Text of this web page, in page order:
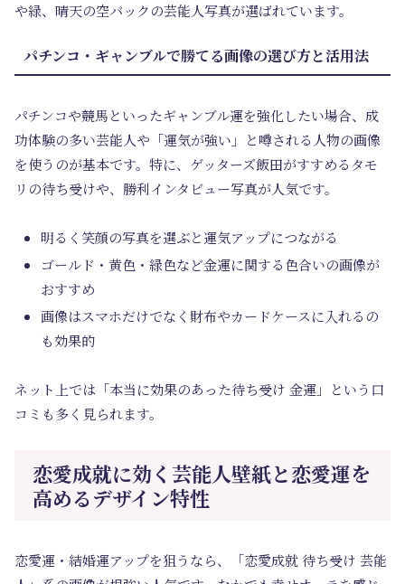
や緑、晴天の空バックの芸能人写真が選ばれています。
パチンコ・ギャンブルで勝てる画像の選び方と活用法
パチンコや競馬といったギャンブル運を強化したい場合、成
功体験の多い芸能人や「運気が強い」と噂される人物の画像
を使うのが基本です。特に、ゲッターズ飯田がすすめるタモ
リの待ち受けや、勝利インタビュー写真が人気です。
明るく笑顔の写真を選ぶと運気アップにつながる
ゴールド・黄色・緑色など金運に関する色合いの画像が
おすすめ
画像はスマホだけでなく財布やカードケースに入れるの
も効果的
ネット上では「本当に効果のあった待ち受け 金運」という口
コミも多く見られます。
恋愛成就に効く芸能人壁紙と恋愛運を
高めるデザイン特性
恋愛運・結婚運アップを狙うなら、「恋愛成就 待ち受け 芸能